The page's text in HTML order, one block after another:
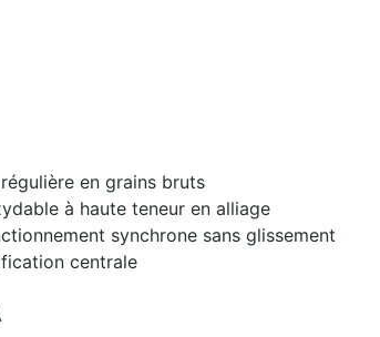
en grains bruts
à haute teneur en alliage
synchrone sans glissement
centrale